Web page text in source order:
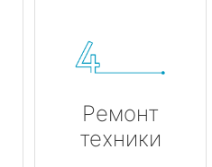
Ремонт
техники